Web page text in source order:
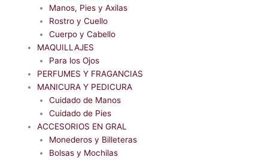
Manos, Pies y Axilas
Rostro y Cuello
Cuerpo y Cabello
MAQUILLAJES
Para los Ojos
PERFUMES Y FRAGANCIAS
MANICURA Y PEDICURA
Cuidado de Manos
Cuidado de Pies
ACCESORIOS EN GRAL
Monederos y Billeteras
Bolsas y Mochilas